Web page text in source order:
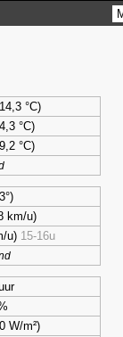
°C)
°C)
°C)
km/u)
u) 15-16u
W/m²)